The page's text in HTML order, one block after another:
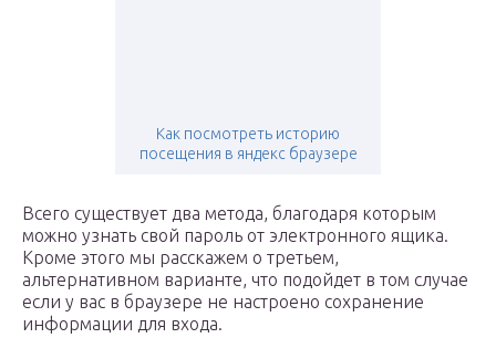
Как посмотреть историю
посещения в яндекс браузере
Всего существует два метода, благодаря которым
можно узнать свой пароль от электронного ящика.
Кроме этого мы расскажем о третьем,
альтернативном варианте, что подойдет в том случае
если у вас в браузере не настроено сохранение
информации для входа.